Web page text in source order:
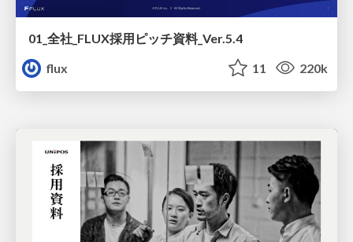
01_全社_FLUX採用ピッチ資料_Ver.5.4
flux
11 220k